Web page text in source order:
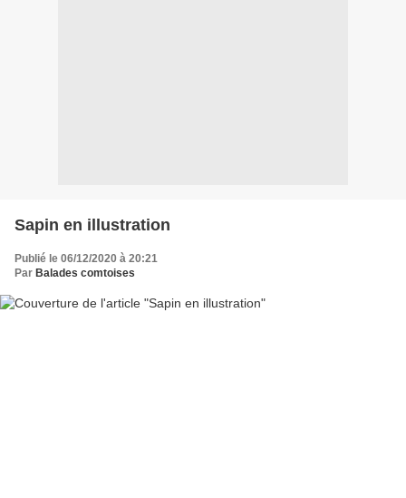
Sapin en illustration
Publié le 06/12/2020 à 20:21
Par Balades comtoises